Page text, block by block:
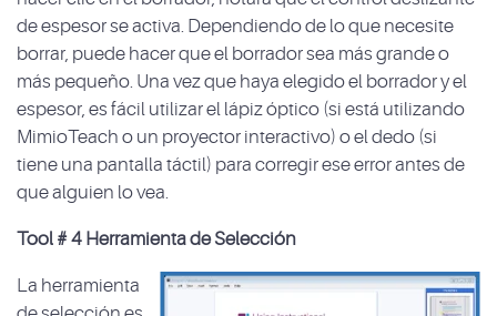
de espesor se activa. Dependiendo de lo que necesite
borrar, puede hacer que el borrador sea más grande o
más pequeño. Una vez que haya elegido el borrador y el
espesor, es fácil utilizar el lápiz óptico (si está utilizando
MimioTeach o un proyector interactivo) o el dedo (si
tiene una pantalla táctil) para corregir ese error antes de
que alguien lo vea.
Tool # 4 Herramienta de Selección
La herramienta